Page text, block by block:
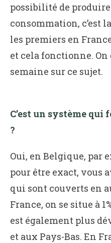
possibilité de produire
consommation, c’est
les premiers en
et cela fonctionne.
semaine sur ce sujet.
C’est un système
?
Oui, en Belgique, par
pour être exact, vous
qui sont couverts en
France, on se situe à
est également plus
et aux Pays-Bas. En